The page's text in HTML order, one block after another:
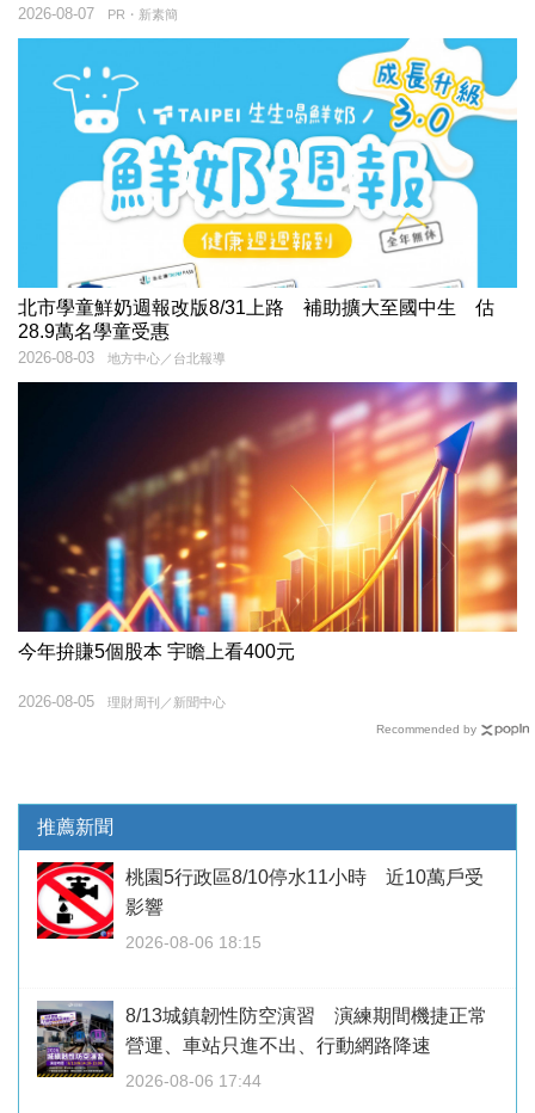
PR・新素簡
2026-08-07
北市學童鮮奶週報改版8/31上路 補助擴大至國中生 估
28.9萬名學童受惠
地方中心／台北報導
2026-08-03
今年拚賺5個股本 宇瞻上看400元
理財周刊／新聞中心
2026-08-05
Recommended by
推薦新聞
桃園5行政區8/10停水11小時 近10萬戶受
影響
2026-08-06 18:15
8/13城鎮韌性防空演習 演練期間機捷正常
營運、車站只進不出、行動網路降速
2026-08-06 17:44